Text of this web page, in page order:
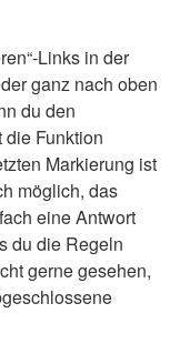
Links in der
ganz nach oben
du den
Funktion
Markierung ist
möglich, das
eine Antwort
du die Regeln
gerne gesehen,